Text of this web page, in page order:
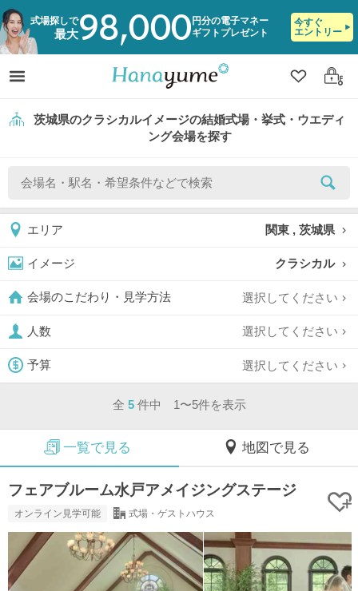
式場探しで
最大98,000 円分の電子マネー
ギフトプレゼント
今すぐ
エントリー
クリップ
ログ
茨城県のクラシカルイメージの結婚式場・挙式・ウエディ
ング会場を探す
エリア 関東 , 茨城県
イメージ クラシカル
会場のこだわり・見学方法 選択してください
人数 選択してください
予算 選択してください
全 5 件中 1〜5件を表示
一覧で見る 地図で見る
フェアブルーム水戸アメイジングステージ
オンライン見学可能 式場・ゲストハウス